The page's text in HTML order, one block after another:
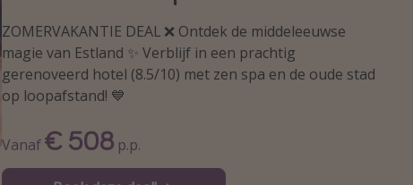
ZOMERVAKANTIE DEAL ❌ Ontdek de middeleeuwse
magie van Estland ✨ Verblijf in een prachtig
gerenoveerd hotel (8.5/10) met zen spa en de oude stad
op loopafstand! 💙
Vanaf€ 508 p.p.